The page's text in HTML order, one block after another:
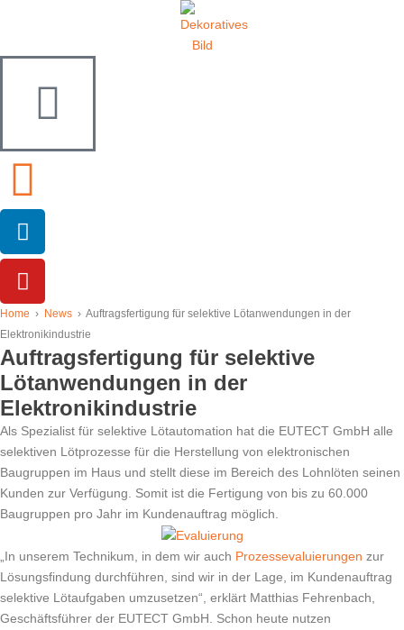
Home › News › Auftragsfertigung für selektive Lötanwendungen in der
Elektronikindustrie
Auftragsfertigung für selektive
Lötanwendungen in der
Elektronikindustrie
Als Spezialist für selektive Lötautomation hat die EUTECT GmbH alle
selektiven Lötprozesse für die Herstellung von elektronischen
Baugruppen im Haus und stellt diese im Bereich des Lohnlöten seinen
Kunden zur Verfügung. Somit ist die Fertigung von bis zu 60.000
Baugruppen pro Jahr im Kundenauftrag möglich.
„In unserem Technikum, in dem wir auch Prozessevaluierungen zur
Lösungsfindung durchführen, sind wir in der Lage, im Kundenauftrag
selektive Lötaufgaben umzusetzen“, erklärt Matthias Fehrenbach,
Geschäftsführer der EUTECT GmbH. Schon heute nutzen